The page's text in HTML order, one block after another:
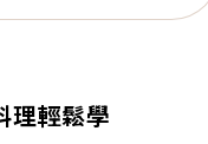
理輕鬆學